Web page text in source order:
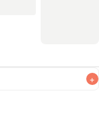
+
べくお早めにお召